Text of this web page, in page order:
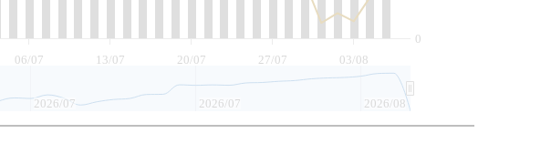
06/07 13/07 20/07 27/07 03/08
0
2026/07 2026/07 2026/08